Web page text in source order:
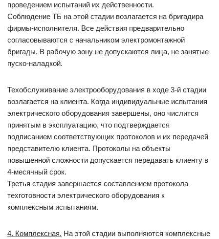
проведением испытаний их действенности.
Соблюдение ТБ на этой стадии возлагается на бригадира
фирмы-исполнителя. Все действия предварительно
согласовываются с начальником электромонтажной
бригады. В рабочую зону не допускаются лица, не занятые
пуско-наладкой.
Техобслуживание электрооборудования в ходе 3-й стадии
возлагается на клиента. Когда индивидуальные испытания
электрического оборудования завершены, оно числится
принятым в эксплуатацию, что подтверждается
подписанием соответствующих протоколов и их передачей
представителю клиента. Протоколы на объекты
повышенной сложности допускается передавать клиенту в
4-месячный срок.
Третья стадия завершается составлением протокола
техготовности электрического оборудования к
комплексным испытаниям.
4. Комплексная. На этой стадии выполняются комплексные